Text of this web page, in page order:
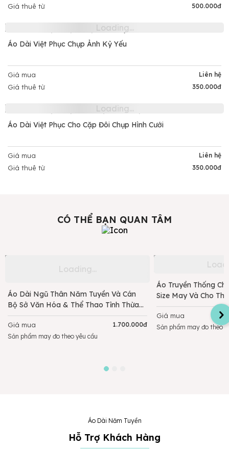
Giá thuê từ 500.000đ
Áo Dài Việt Phục Chụp Ảnh Kỷ Yếu
Giá mua Liên hệ
Giá thuê từ 350.000đ
Áo Dài Việt Phục Cho Cặp Đôi Chụp Hình Cưới
Giá mua Liên hệ
Giá thuê từ 350.000đ
CÓ THỂ BẠN QUAN TÂM
Áo Dài Ngũ Thân Năm Tuyền Và Cán
Bộ Sở Văn Hóa & Thể Thao Tỉnh Thừa
Thiên Huế
Giá mua
1.700.000đ
Sản phẩm may đo theo yêu cầu
Áo Truyền Thống
Size May Và Cho
Giá mua
Sản phẩm may đo theo
Áo Dài Năm Tuyền
Hỗ Trợ Khách Hàng